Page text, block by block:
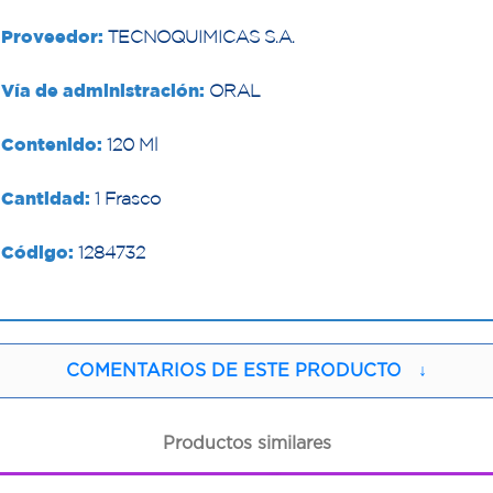
Proveedor: TECNOQUIMICAS S.A.
Vía de administración: ORAL
Contenido: 120 Ml
Cantidad: 1 Frasco
Código: 1284732
COMENTARIOS DE ESTE PRODUCTO ↓
Productos similares